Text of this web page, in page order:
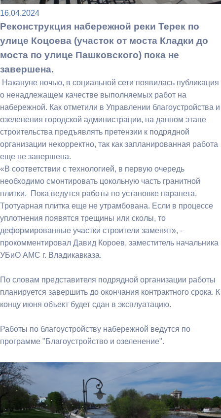
16.04.2024
Реконструкция набережной реки Терек по
улице Коцоева (участок от моста Кладки до
моста по улице Пашковского) пока не
завершена.
Накануне ночью, в социальной сети появилась публикация
о ненадлежащем качестве выполняемых работ на
набережной. Как отметили в Управлении благоустройства и
озеленения городской администрации, на данном этапе
строительства предъявлять претензии к подрядной
организации некорректно, так как запланированная работа
еще не завершена.
«В соответствии с технологией, в первую очередь
необходимо смонтировать цокольную часть гранитной
плитки. Пока ведутся работы по установке парапета.
Тротуарная плитка еще не утрамбована. Если в процессе
уплотнения появятся трещины или сколы, то
деформированные участки строители заменят», -
прокомментировал Давид Короев, заместитель начальника
УБиО АМС г. Владикавказа.
По словам представителя подрядной организации работы
планируется завершить до окончания контрактного срока. К
концу июня объект будет сдан в эксплуатацию.
Работы по благоустройству набережной ведутся по
программе "Благоустройство и озеленение".